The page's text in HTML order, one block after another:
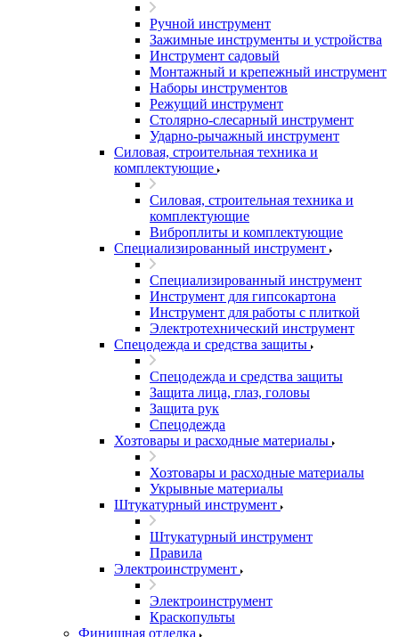
Ручной инструмент
Зажимные инструменты и устройства
Инструмент садовый
Монтажный и крепежный инструмент
Наборы инструментов
Режущий инструмент
Столярно-слесарный инструмент
Ударно-рычажный инструмент
Силовая, строительная техника и
комплектующие
Силовая, строительная техника и
комплектующие
Виброплиты и комплектующие
Специализированный инструмент
Специализированный инструмент
Инструмент для гипсокартона
Инструмент для работы с плиткой
Электротехнический инструмент
Спецодежда и средства защиты
Спецодежда и средства защиты
Защита лица, глаз, головы
Защита рук
Спецодежда
Хозтовары и расходные материалы
Хозтовары и расходные материалы
Укрывные материалы
Штукатурный инструмент
Штукатурный инструмент
Правила
Электроинструмент
Электроинструмент
Краскопульты
Финишная отделка